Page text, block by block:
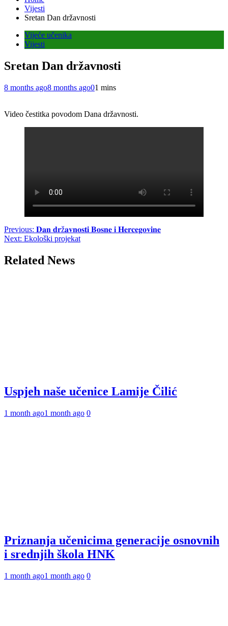
Vijesti
Sretan Dan državnosti
Vijeće učenika
Vijesti
Sretan Dan državnosti
8 months ago8 months ago01 mins
Video čestitka povodom Dana državnosti.
Post
navigation
Previous: 𝐃𝐚𝐧 𝐝𝐫ž𝐚𝐯𝐧𝐨𝐬𝐭𝐢 𝐁𝐨𝐬𝐧𝐞 𝐢 𝐇𝐞𝐫𝐜𝐞𝐠𝐨𝐯𝐢𝐧𝐞
Next: Ekološki projekat
Related News
Uspjeh naše učenice Lamije Čilić
1 month ago1 month ago 0
Priznanja učenicima generacije osnovnih
i srednjih škola HNK
1 month ago1 month ago 0